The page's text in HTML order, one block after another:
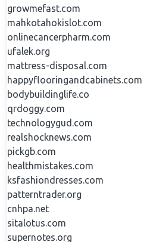
growmefast.com
mahkotahokislot.com
onlinecancerpharm.com
ufalek.org
mattress-disposal.com
happyflooringandcabinets.com
bodybuildinglife.co
qrdoggy.com
technologygud.com
realshocknews.com
pickgb.com
healthmistakes.com
ksfashiondresses.com
patterntrader.org
cnhpa.net
sitalotus.com
supernotes.org